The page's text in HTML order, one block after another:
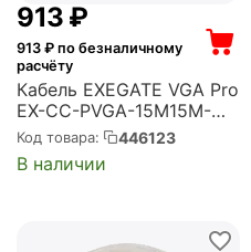
‍913‍ ₽
913 ₽ по безналичному
расчёту
Кабель EXEGATE VGA Pro
EX-CC-PVGA-15M15M-
20.0 (15M/15M, 20м, 2
фильтра, позолоченные
контакты, экран)
Код товара: 446123
В наличии